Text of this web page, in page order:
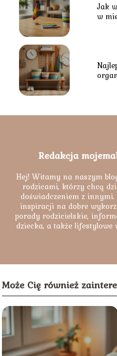
Jak
w
Redakcja
Hej! Witamy na naszym
rodzicami, którzy chcą
doświadczeniem z
inspiracji na dobre
porady rodzicielskie,
dziecka, a także lifestylowe
Może Cię również